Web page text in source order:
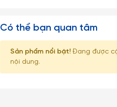
Có thể bạn quan tâm
Sản phẩm nổi bật!Đang được
nội dung.